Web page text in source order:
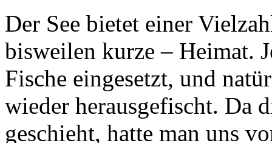
Der See bietet einer
bisweilen kurze – Heimat.
Fische eingesetzt, und
wieder herausgefischt. Da
geschieht, hatte man uns